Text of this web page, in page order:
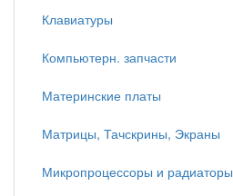
Клавиатуры
Компьютерн. запчасти
Материнские платы
Матрицы, Тачскрины, Экраны
Микропроцессоры и радиаторы